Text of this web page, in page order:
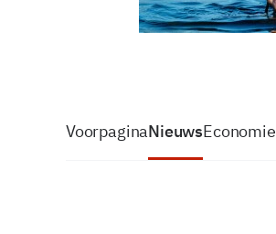
VoorpaginaNieuwsEconomie